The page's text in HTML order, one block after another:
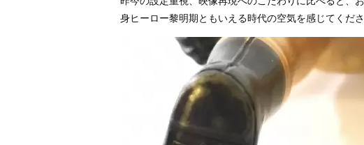
身ヒーロー黎明期ともいえる時代の空気を感じてくださ